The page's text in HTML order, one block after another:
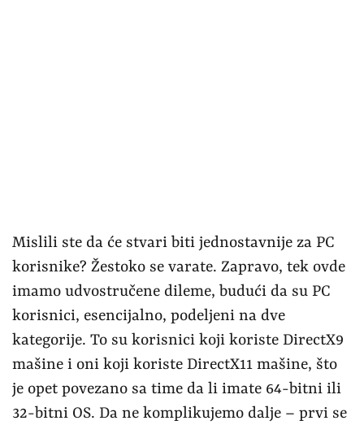
Mislili ste da će stvari biti jednostavnije za PC
korisnike? Žestoko se varate. Zapravo, tek ovde
imamo udvostručene dileme, budući da su PC
korisnici, esencijalno, podeljeni na dve
kategorije. To su korisnici koji koriste DirectX9
mašine i oni koji koriste DirectX11 mašine, što
je opet povezano sa time da li imate 64-bitni ili
32-bitni OS. Da ne komplikujemo dalje – prvi se